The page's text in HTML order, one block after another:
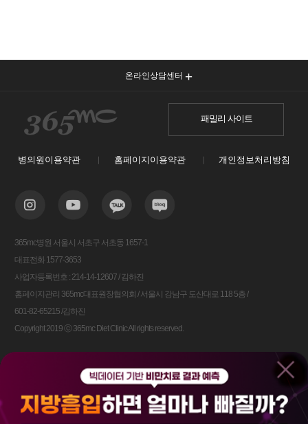
온라인상담센터
패밀리 사이트
병의원이용약관 홈페이지이용약관 개인정보처리방침
365mc병원 서울시 서초구 서초동 1657-1
대표전화 1577-3653
사업자등록번호 : 214-14-12607 / 김하진
홈페이지관리 365mc대표원장협의회 / 서울시 강남구 도산대로 118 5층 /
601-82-65215 /김하진
Copyright 2019 ⓒ 365mc Diet Clinic All rights reserved.